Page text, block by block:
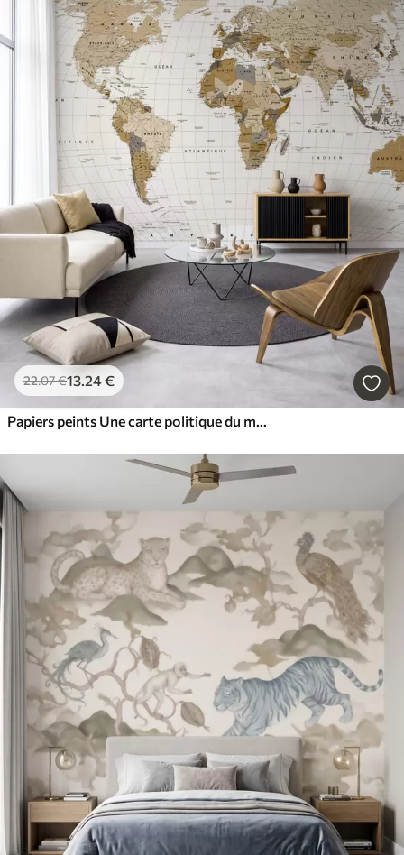
22.07€13.24€
Papiers peints Une carte politique du monde de couleur marron, avec des drapeaux en français